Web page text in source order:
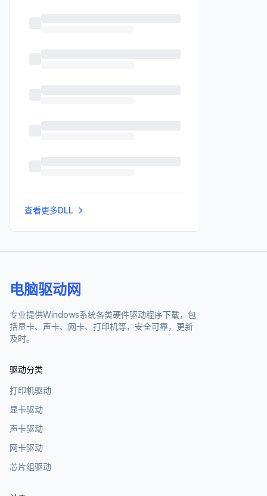
查看更多DLL
电脑驱动网
专业提供Windows系统各类硬件驱动程序下载，包
括显卡、声卡、网卡、打印机等，安全可靠，更新
及时。
驱动分类
打印机驱动
显卡驱动
声卡驱动
网卡驱动
芯片组驱动